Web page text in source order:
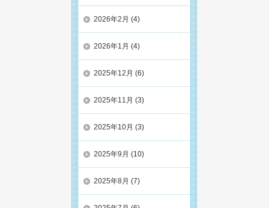
2026年2月 (4)
2026年1月 (4)
2025年12月 (6)
2025年11月 (3)
2025年10月 (3)
2025年9月 (10)
2025年8月 (7)